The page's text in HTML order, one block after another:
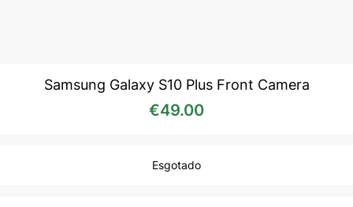
Samsung Galaxy S10 Plus Front Camera
€49.00
Esgotado